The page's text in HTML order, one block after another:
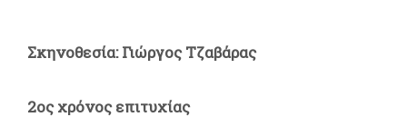
Σκηνοθεσία: Γιώργος Τζαβάρας
2οςχρόνος επιτυχίας